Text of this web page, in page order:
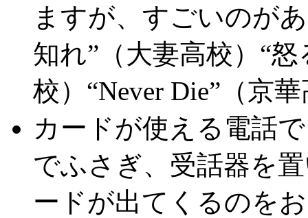
ますが、すごいのが
知れ”（大妻高校）“
校）“Never Die”（京
カードが使える電話
でふさぎ、受話器を
ードが出てくるのを